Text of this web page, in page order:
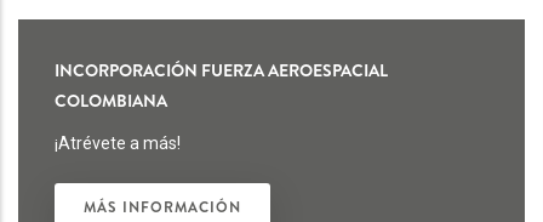
INCORPORACIÓN FUERZA AEROESPACIAL
COLOMBIANA
¡Atrévete a más!
MÁS INFORMACIÓN